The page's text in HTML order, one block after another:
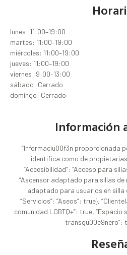
lunes: 11:00–19:00
martes: 11:00–19:00
miércoles: 11:00–19:00
jueves: 11:00–19:00
viernes: 9:00–13:00
sábado: Cerrado
domingo: Cerrado
Información
“Informaciu00f3n proporcionada
identifica como de
“Accesibilidad”: “Acceso para
“Ascensor adaptado para sillas de
adaptado para usuarios en silla
“Servicios”: “Aseos”: true},
comunidad LGBTQ+”: true,
transgu00e9nero”: